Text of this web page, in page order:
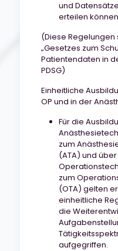
und
erteilen
(Diese
„Gesetzes zum
Patientendaten in
PDSG)
Einheitliche
OP und in der
Für die
zum
(ATA) und
zum
(OTA) gelten
einheitliche
die
aufgegriffen.